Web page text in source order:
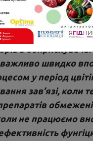
Зазвичай під час
одночасно
з
швидко
у період
зав’язі, коли
не працюємо